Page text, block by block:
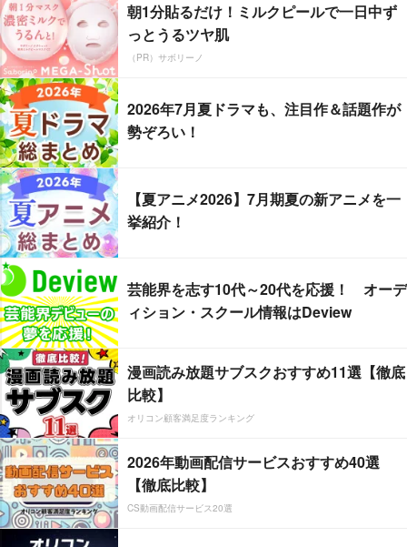
朝1分貼るだけ！ミルクピールで一日中ず
っとうるツヤ肌
（PR）サボリーノ
2026年7月夏ドラマも、注目作＆話題作が
勢ぞろい！
【夏アニメ2026】7月期夏の新アニメを一
挙紹介！
芸能界を志す10代～20代を応援！ オーデ
ィション・スクール情報はDeview
漫画読み放題サブスクおすすめ11選【徹底
比較】
オリコン顧客満足度ランキング
2026年動画配信サービスおすすめ40選
【徹底比較】
CS動画配信サービス20選